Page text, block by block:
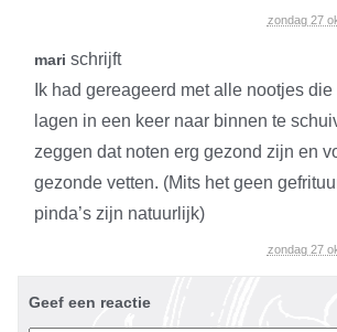
zondag 27
mari schrijft
Ik had gereageerd met alle nootjes
lagen in een keer naar binnen te
zeggen dat noten erg gezond zijn en
gezonde vetten. (Mits het geen
pinda’s zijn natuurlijk)
zondag 27
Geef een reactie